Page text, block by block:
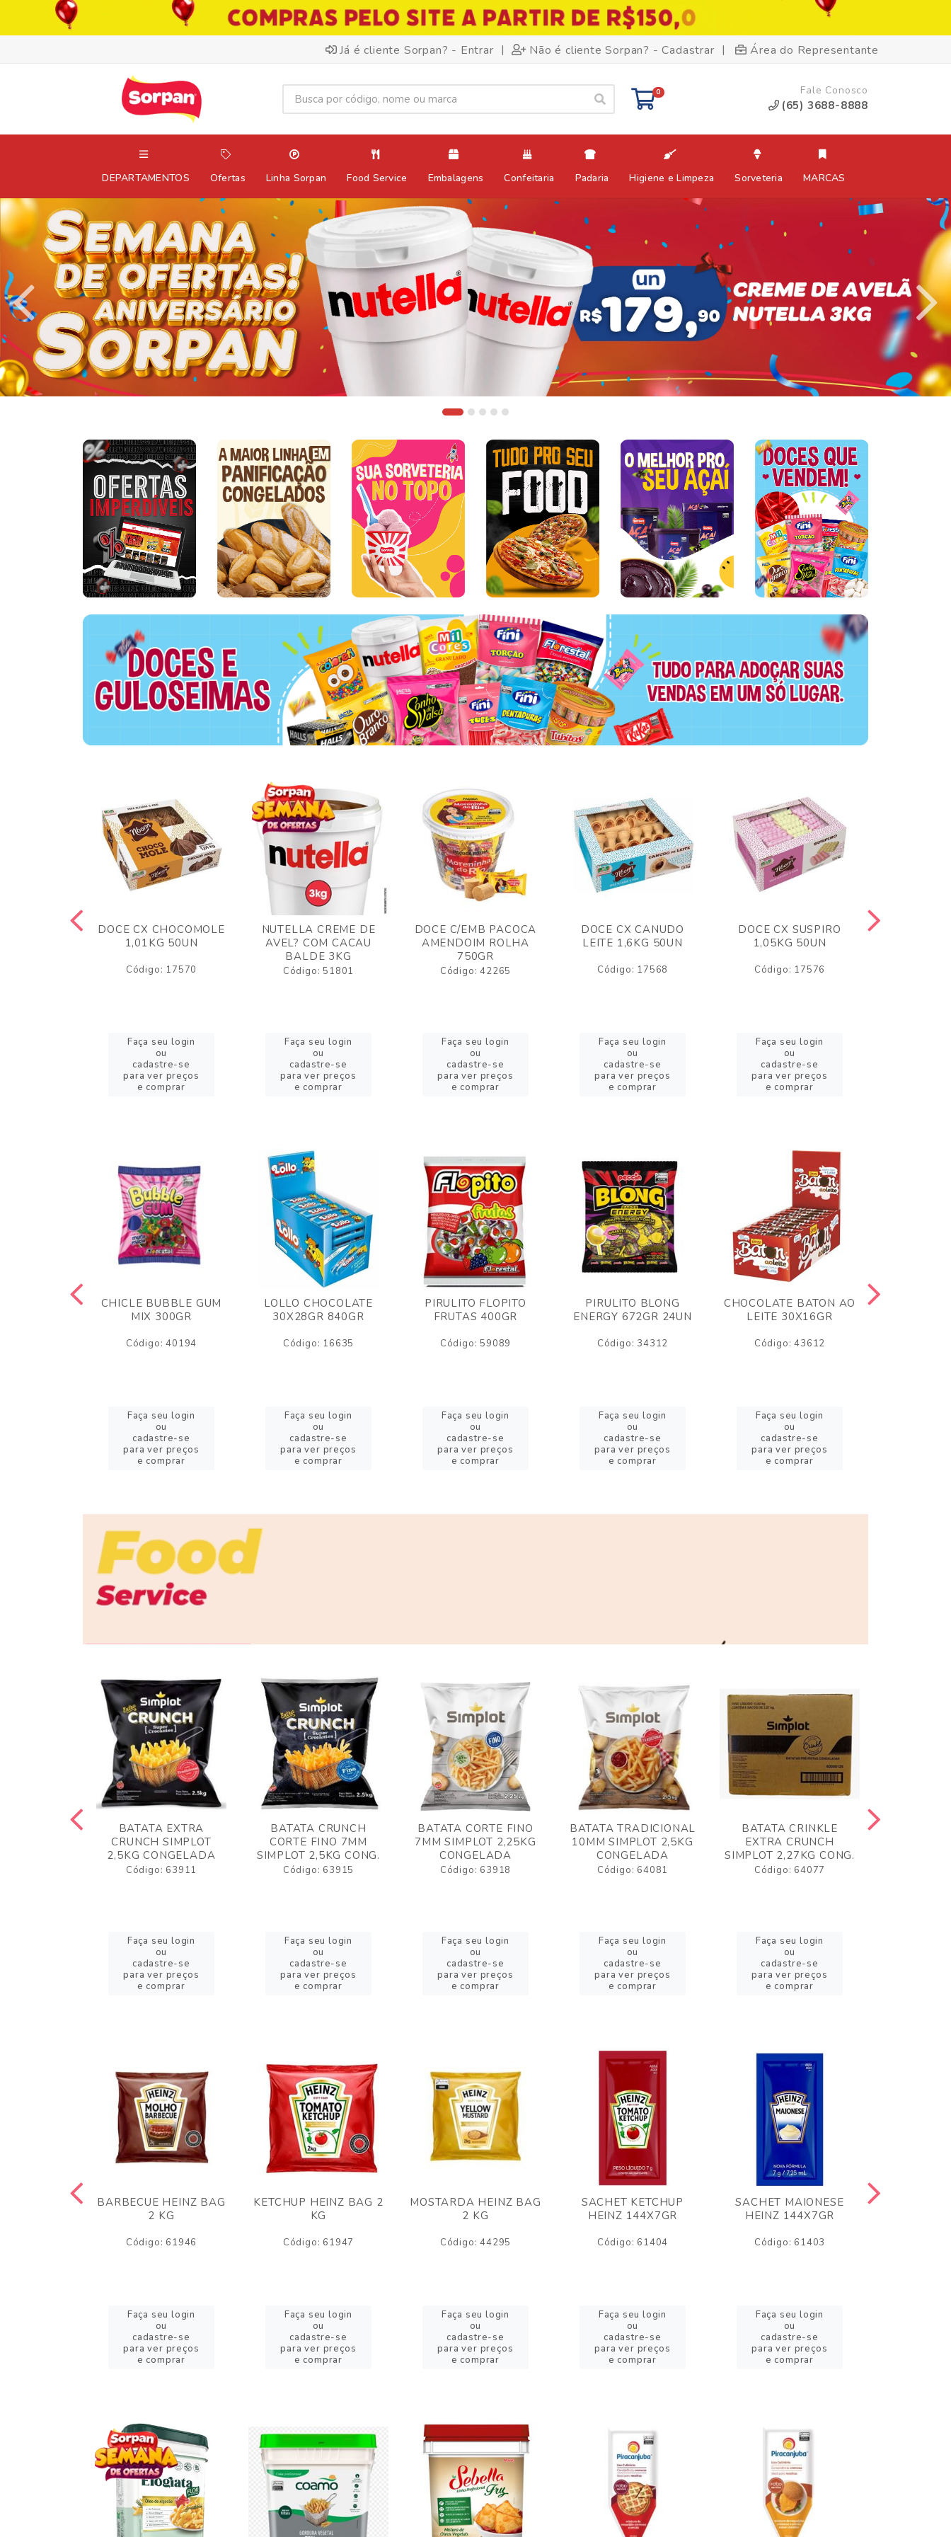
Já é cliente Sorpan? - Entrar | Não é cliente Sorpan? - Cadastrar | Área do Representante
0 Fale Conosco
(65) 3688-8888
DEPARTAMENTOS Ofertas Linha Sorpan Food Service Embalagens Confeitaria Padaria Higiene e Limpeza Sorveteria MARCAS
DOCE CX CHOCOMOLE
1,01KG 50UN
Código: 17570
Faça seu login
ou
cadastre-se
para ver preços
e comprar
NUTELLA CREME DE
AVEL? COM CACAU
BALDE 3KG
Código: 51801
Faça seu login
ou
cadastre-se
para ver preços
e comprar
DOCE C/EMB PACOCA
AMENDOIM ROLHA
750GR
Código: 42265
Faça seu login
ou
cadastre-se
para ver preços
e comprar
DOCE CX CANUDO
LEITE 1,6KG 50UN
Código: 17568
Faça seu login
ou
cadastre-se
para ver preços
e comprar
DOCE CX SUSPIRO
1,05KG 50UN
Código: 17576
Faça seu login
ou
cadastre-se
para ver preços
e comprar
CHICLE BUBBLE GUM
MIX 300GR
Código: 40194
Faça seu login
ou
cadastre-se
para ver preços
e comprar
LOLLO CHOCOLATE
30X28GR 840GR
Código: 16635
Faça seu login
ou
cadastre-se
para ver preços
e comprar
PIRULITO FLOPITO
FRUTAS 400GR
Código: 59089
Faça seu login
ou
cadastre-se
para ver preços
e comprar
PIRULITO BLONG
ENERGY 672GR 24UN
Código: 34312
Faça seu login
ou
cadastre-se
para ver preços
e comprar
CHOCOLATE BATON AO
LEITE 30X16GR
Código: 43612
Faça seu login
ou
cadastre-se
para ver preços
e comprar
BATATA EXTRA
CRUNCH SIMPLOT
2,5KG CONGELADA
Código: 63911
Faça seu login
ou
cadastre-se
para ver preços
e comprar
BATATA CRUNCH
CORTE FINO 7MM
SIMPLOT 2,5KG CONG.
Código: 63915
Faça seu login
ou
cadastre-se
para ver preços
e comprar
BATATA CORTE FINO
7MM SIMPLOT 2,25KG
CONGELADA
Código: 63918
Faça seu login
ou
cadastre-se
para ver preços
e comprar
BATATA TRADICIONAL
10MM SIMPLOT 2,5KG
CONGELADA
Código: 64081
Faça seu login
ou
cadastre-se
para ver preços
e comprar
BATATA CRINKLE
EXTRA CRUNCH
SIMPLOT 2,27KG CONG.
Código: 64077
Faça seu login
ou
cadastre-se
para ver preços
e comprar
BARBECUE HEINZ BAG
2 KG
Código: 61946
Faça seu login
ou
cadastre-se
para ver preços
e comprar
KETCHUP HEINZ BAG 2
KG
Código: 61947
Faça seu login
ou
cadastre-se
para ver preços
e comprar
MOSTARDA HEINZ BAG
2 KG
Código: 44295
Faça seu login
ou
cadastre-se
para ver preços
e comprar
SACHET KETCHUP
HEINZ 144X7GR
Código: 61404
Faça seu login
ou
cadastre-se
para ver preços
e comprar
SACHET MAIONESE
HEINZ 144X7GR
Código: 61403
Faça seu login
ou
cadastre-se
para ver preços
e comprar